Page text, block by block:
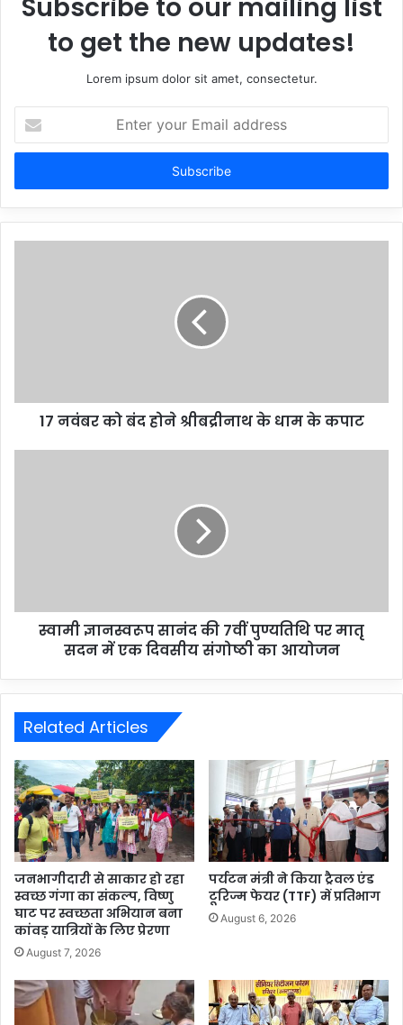
Subscribe to our mailing list
to get the new updates!
Lorem ipsum dolor sit amet, consectetur.
your
Email
17 नवंबर को बंद होने श्रीबद्रीनाथ के धाम के कपाट
स्वामी ज्ञानस्वरूप सानंद की 7वीं पुण्यतिथि पर मातृ
सदन में एक दिवसीय संगोष्ठी का आयोजन
Related Articles
जनभागीदारी से साकार हो रहा
स्वच्छ गंगा का संकल्प, विष्णु
घाट पर स्वच्छता अभियान बना
कांवड़ यात्रियों के लिए प्रेरणा
August 7, 2026
पर्यटन मंत्री ने किया ट्रैवल एंड
टूरिज्म फेयर (TTF) में प्रतिभाग
August 6, 2026